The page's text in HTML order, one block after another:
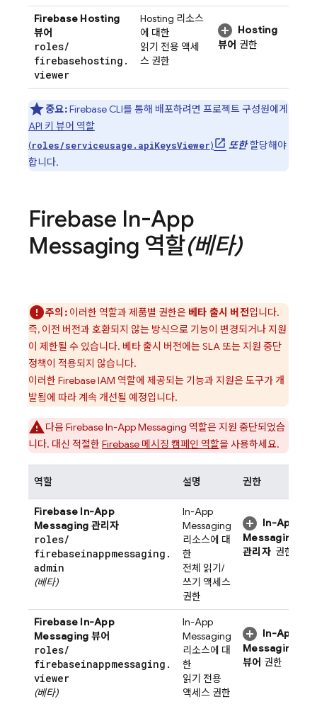
Firebase Hosting
뷰어
roles/
firebasehosting .
viewer
Hosting 리소스
에 대한
읽기 전용 액세
스 권한
Hosting
뷰어 권한
중요:FirebaseCLI를 통해 배포하려면 프로젝트 구성원에게
API 키 뷰어 역할
(roles/serviceusage.apiKeysViewer) 또한할당해야
합니다.
Firebase In-App
Messaging 역할(베타)
주의:이러한 역할과 제품별 권한은 베타 출시 버전입니다.
즉, 이전 버전과 호환되지 않는 방식으로 기능이 변경되거나 지원
이 제한될 수 있습니다. 베타 출시 버전에는 SLA 또는 지원 중단
정책이 적용되지 않습니다.
이러한 Firebase IAM 역할에 제공되는 기능과 지원은 도구가 개
발됨에 따라 계속 개선될 예정입니다.
다음Firebase In-App Messaging 역할은 지원 중단되었습
니다. 대신 적절한 Firebase 메시징 캠페인 역할을 사용하세요.
역할 설명 권한
Firebase In-App
Messaging 관리자
roles/
firebaseinappmessaging .
admin
(베타)
In-App
Messaging
리소스에 대
한
전체 읽기/
쓰기 액세스
권한
In-App
Messaging
관리자권한
Firebase In-App
Messaging 뷰어
roles/
firebaseinappmessaging .
viewer
(베타)
In-App
Messaging
리소스에 대
한
읽기 전용
액세스 권한
In-App
Messaging
뷰어 권한